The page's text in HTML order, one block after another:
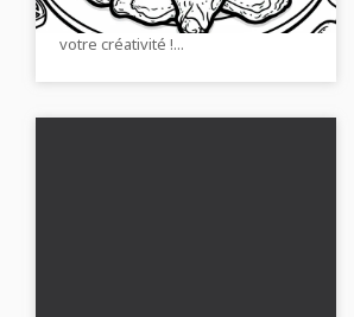
maintenant et laissez libre cours à
votre créativité !...